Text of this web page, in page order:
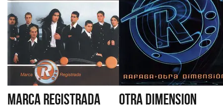
MARCA REGISTRADA OTRA DIMENSION